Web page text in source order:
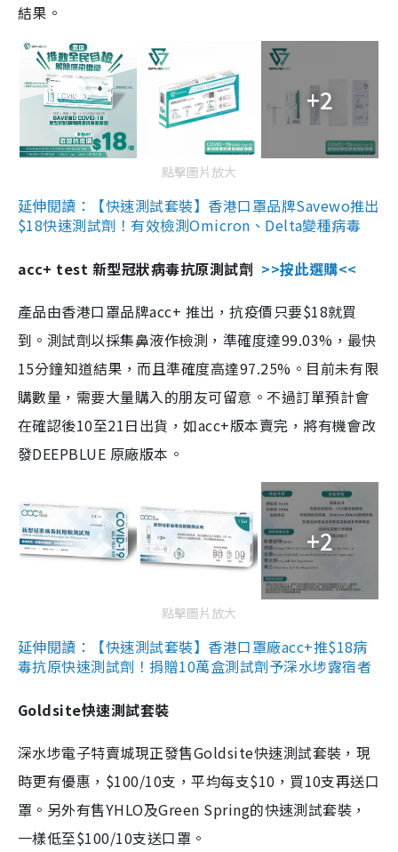
結果。
+2
點擊圖片放大
延伸閱讀：【快速測試套裝】香港口罩品牌Savewo推出
$18快速測試劑！有效檢測Omicron、Delta變種病毒
acc+ test 新型冠狀病毒抗原測試劑 >>按此選購<<
產品由香港口罩品牌acc+ 推出，抗疫價只要$18就買
到。測試劑以採集鼻液作檢測，準確度達99.03%，最快
15分鐘知道結果，而且準確度高達97.25%。目前未有限
購數量，需要大量購入的朋友可留意。不過訂單預計會
在確認後10至21日出貨，如acc+版本賣完，將有機會改
發DEEPBLUE 原廠版本。
+2
點擊圖片放大
延伸閱讀：【快速測試套裝】香港口罩廠acc+推$18病
毒抗原快速測試劑！捐贈10萬盒測試劑予深水埗露宿者
Goldsite快速測試套裝
深水埗電子特賣城現正發售Goldsite快速測試套裝，現
時更有優惠，$100/10支，平均每支$10，買10支再送口
罩。另外有售YHLO及Green Spring的快速測試套裝，
一樣低至$100/10支送口罩。